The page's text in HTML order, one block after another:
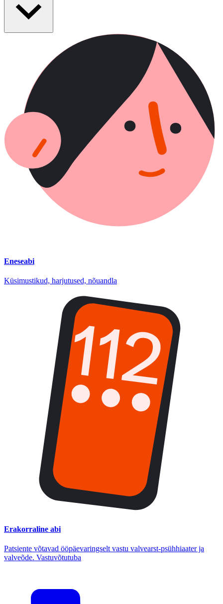
Eneseabi
Küsimustikud, harjutused, nõuandla
Erakorraline abi
Patsiente võtavad ööpäevaringselt vastu valvearst-psühhiaater ja
valveõde. Vastuvõtutuba